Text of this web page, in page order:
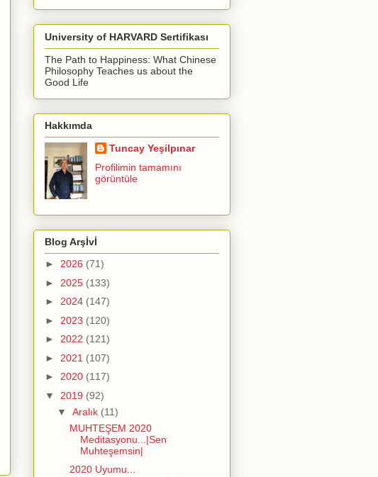
University of HARVARD Sertifikası
The Path to Happiness: What Chinese
Philosophy Teaches us about the
Good Life
Hakkımda
Tuncay Yeşilpınar
Profilimin tamamını
görüntüle
Blog Arşİvİ
► 2026 (71)
► 2025 (133)
► 2024 (147)
► 2023 (120)
► 2022 (121)
► 2021 (107)
► 2020 (117)
▼ 2019 (92)
▼ Aralık (11)
MUHTEŞEM 2020
Meditasyonu...|Sen
Muhteşemsin|
2020 Uyumu...